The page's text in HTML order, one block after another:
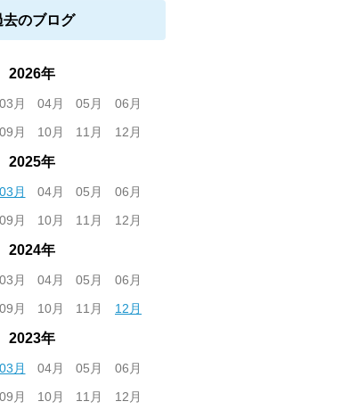
去のブログ
2026年
03月 04月 05月
06月
09月 10月 11月 12月
2025年
03月 04月 05月
06月
09月 10月 11月 12月
2024年
03月 04月 05月
06月
09月 10月 11月 12月
2023年
03月 04月 05月
06月
09月 10月 11月 12月